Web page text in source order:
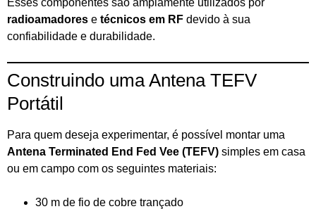
radioamadores e técnicos em RF devido à sua
confiabilidade e durabilidade.
Construindo uma Antena TEFV
Portátil
Para quem deseja experimentar, é possível montar uma
Antena Terminated End Fed Vee (TEFV) simples em casa
ou em campo com os seguintes materiais:
30 m de fio de cobre trançado